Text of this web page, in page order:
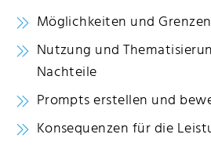
Möglichkeiten und
Nutzung und
Nachteile
Prompts erstellen und
Konsequenzen für die